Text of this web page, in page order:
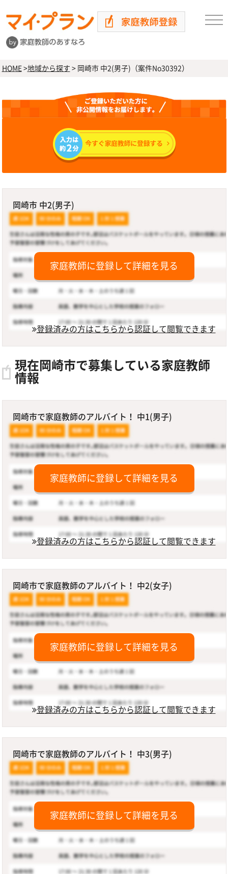
HOME>地域から探す >岡崎市 中2(男子)（案件No30392）
岡崎市 中2(男子)
家庭教師に登録して詳細を見る
登録済みの方はこちらから認証して閲覧できます
現在岡崎市で募集している家庭教師
情報
岡崎市で家庭教師のアルバイト！ 中1(男子)
家庭教師に登録して詳細を見る
登録済みの方はこちらから認証して閲覧できます
岡崎市で家庭教師のアルバイト！ 中2(女子)
家庭教師に登録して詳細を見る
登録済みの方はこちらから認証して閲覧できます
岡崎市で家庭教師のアルバイト！ 中3(男子)
家庭教師に登録して詳細を見る